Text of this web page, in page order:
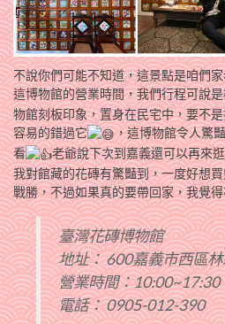
不說你們可能不知道，這景點是咱們
這博物館的營業時間，我們行程可說
物館刻板印象，置身在民宅中，要不
容易的錯過它
，這博物館令人驚
看
老爺說下次到嘉義還可以再來
我對館藏的花磚有驚豔到，一度好想
戰勝，不過如果真的要帶回家，我覺
臺灣花磚博物館
地址： 600嘉義市西區
營業時間：10:00~17:30
電話： 0905-012-390